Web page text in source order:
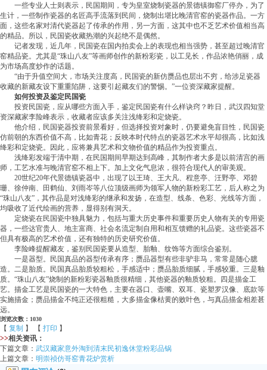
一些专业人士则表示，民国期间，专为皇室烧制瓷器的景德镇御窑厂停办，为了
生计，一些制作瓷器的名匠高手流落到民间，烧制出堪比晚清官窑的瓷器作品。一方
面，这些名家对清代瓷器起了传承的作用，另一方面，这其中也不乏艺术价值相当高
的精品。所以，民国瓷收藏热潮的兴起绝不是偶然。
记者发现，近几年，民国瓷在国内拍卖会上的表现也相当强势，甚至超过晚清官
窑精品瓷。尤其是“珠山八友”等画师创作的新粉彩瓷，以工见长，作品浓艳俏丽，成
为市场高度炒作的话题。
“由于升值空间大，市场关注度高，民国瓷的新仿赝品也层出不穷，给涉足瓷器
收藏的新藏友设下重重陷阱，这要引起藏友们的警惕。”一位资深藏家提醒。
如何投资及鉴定民国瓷
投资民国瓷，应从哪些方面入手，鉴定民国瓷有什么样诀窍？昨日，武汉四知堂
资深藏家李险峰表示，收藏者应该多关注浅绛彩和定烧瓷。
他介绍，民国瓷器投资前景看好，但选择投资对象时，仍要避免盲目性，民国瓷
仿前朝的东西价值不高，比如青花；反映本时代特点的瓷器艺术水平却很高，比如浅
绛彩和定烧瓷。因此，应将兼具艺术和文物价值的精品作为投资重点。
浅绛彩发端于清中期，在民国期间早期达到高峰，其制作者大多是以前清宫的画
师，工艺水准与晚清官窑不相上下。加上文化气息浓，很符合现代人的审美观。
20世纪20年代景德镇瓷器中，出现了以王琦、王大凡、程意亭、汪野亭、邓碧
珊、徐仲南、田鹤仙、刘雨岑等八位顶级画师为领军人物的新粉彩工艺，后人称之为
“珠山八友”，其作品是对浅绛彩的继承和发扬，在造型、线条、色彩、光线等方面，
均吸收了近代绘画的营养，显得别有洞天。
定烧瓷在民国瓷中独具魅力，包括与重大历史事件和重要历史人物有关的专用瓷
器，一些达官贵人、地主富商、社会名流定制自用和相互馈赠的礼品瓷。这些瓷器不
但具有极高的艺术价值，还有独特的历史研究价值。
李险峰提醒藏友，鉴别民国瓷要从造型、胎釉、纹饰等方面综合鉴别。
一是器型。民国真品的器型传承有序；赝品器型有些非驴非马，常常是随心臆
造。二是胎质。民国真品胎质较粗松，手感适中；赝品胎质细腻，手感较重。三是釉
质。“珠山八友”烧制的新粉彩瓷器釉质很精细，其他瓷器的釉质较粗。四是描金工
艺。描金工艺是民国瓷的一大特色，主要在器口、壶嘴、双耳、瓷塑罗汉像、底款等
实施描金；赝品描金不纯正还很粗糙，大多描金像枯黄的败叶色，与真品描金相差甚
远。
浏览次数：1030
【 复制 】 【 打印 】
>>相关资讯：
下篇文章： 武汉藏家意外淘到清末民初逸休堂粉彩品锅
上篇文章： 明崇祯仿哥窑青花炉赏析